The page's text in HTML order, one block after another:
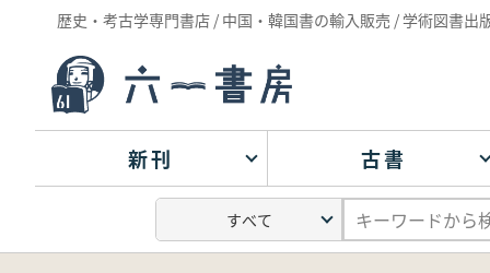
歴史・考古学専門書店 / 中国・韓国書の輸入販売 / 学術図書出
新刊 古書